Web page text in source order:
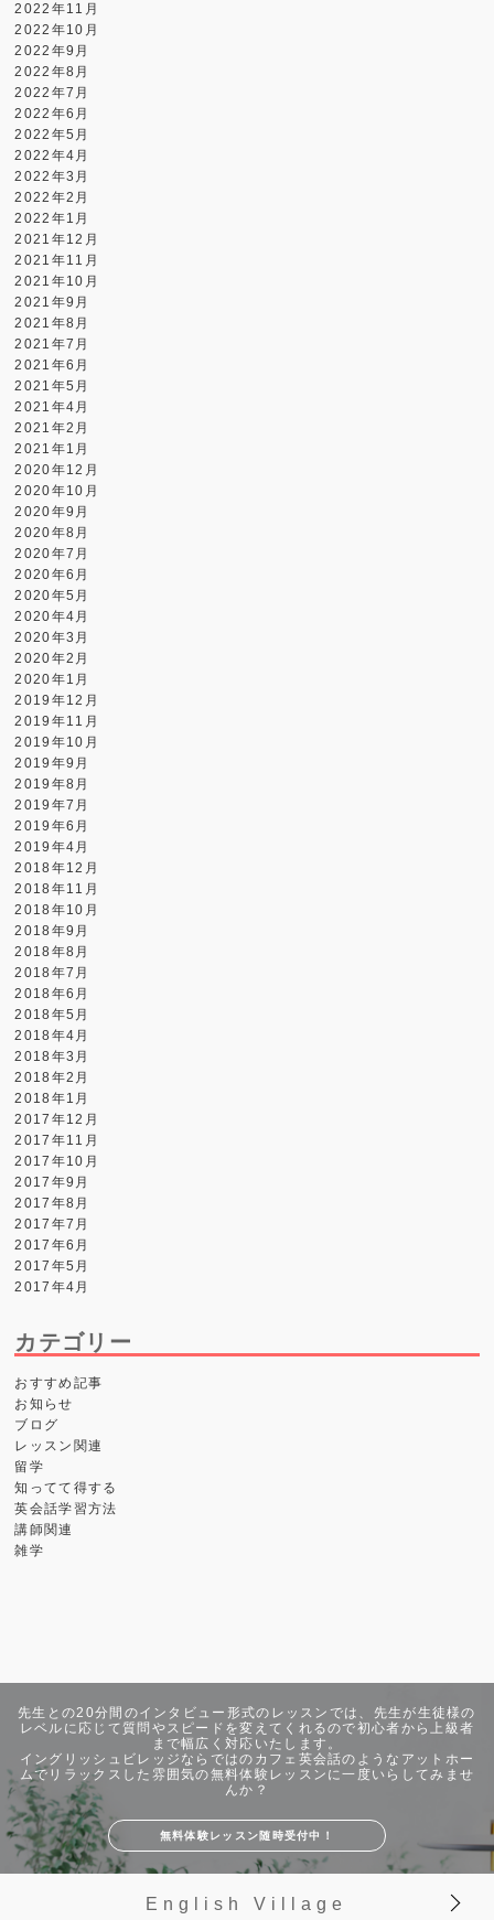
2022年11月
2022年10月
2022年9月
2022年8月
2022年7月
2022年6月
2022年5月
2022年4月
2022年3月
2022年2月
2022年1月
2021年12月
2021年11月
2021年10月
2021年9月
2021年8月
2021年7月
2021年6月
2021年5月
2021年4月
2021年2月
2021年1月
2020年12月
2020年10月
2020年9月
2020年8月
2020年7月
2020年6月
2020年5月
2020年4月
2020年3月
2020年2月
2020年1月
2019年12月
2019年11月
2019年10月
2019年9月
2019年8月
2019年7月
2019年6月
2019年4月
2018年12月
2018年11月
2018年10月
2018年9月
2018年8月
2018年7月
2018年6月
2018年5月
2018年4月
2018年3月
2018年2月
2018年1月
2017年12月
2017年11月
2017年10月
2017年9月
2017年8月
2017年7月
2017年6月
2017年5月
2017年4月
カテゴリー
おすすめ記事
お知らせ
ブログ
レッスン関連
留学
知ってて得する
英会話学習方法
講師関連
雑学
先生との20分間のインタビュー形式のレッスンでは、先生が生徒様の
レベルに応じて質問やスピードを変えてくれるので初心者から上級者
まで幅広く対応いたします。
イングリッシュビレッジならではのカフェ英会話のようなアットホー
ムでリラックスした雰囲気の無料体験レッスンに一度いらしてみませ
んか？
無料体験レッスン随時受付中！
English Village